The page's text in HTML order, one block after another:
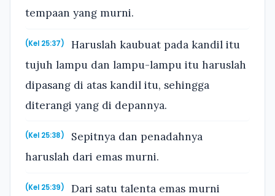
tempaan yang murni.
(Kel 25:37)
Haruslah kaubuat pada kandil itu
tujuh lampu dan lampu-lampu itu haruslah
dipasang di atas kandil itu, sehingga
diterangi yang di depannya.
(Kel 25:38)
Sepitnya dan penadahnya
haruslah dari emas murni.
(Kel 25:39)
Dari satu talenta emas murni